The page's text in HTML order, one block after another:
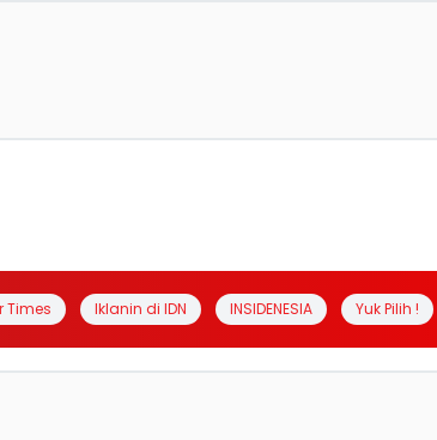
Times Iklanin di IDN INSIDENESIA Yuk Pilih !